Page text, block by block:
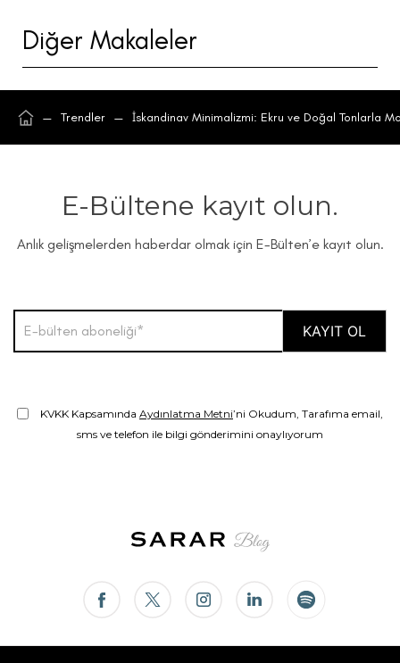
Diğer Makaleler
— Trendler — İskandinav Minimalizmi: Ekru ve Doğal Tonlarla
E-Bültene kayıt olun.
Anlık gelişmelerden haberdar olmak için E-Bülten’e kayıt olun.
KVKK Kapsamında Aydınlatma Metni’ni Okudum, Tarafıma email,
sms ve telefon ile bilgi gönderimini onaylıyorum